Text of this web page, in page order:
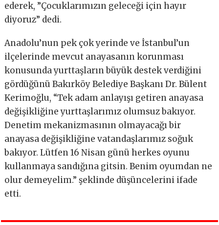
ederek, ”Çocuklarımızın geleceği için hayır
diyoruz” dedi.
Anadolu’nun pek çok yerinde ve İstanbul’un
ilçelerinde mevcut anayasanın korunması
konusunda yurttaşların büyük destek verdiğini
gördüğünü Bakırköy Belediye Başkanı Dr. Bülent
Kerimoğlu, “Tek adam anlayışı getiren anayasa
değişikliğine yurttaşlarımız olumsuz bakıyor.
Denetim mekanizmasının olmayacağı bir
anayasa değişikliğine vatandaşlarımız soğuk
bakıyor. Lütfen 16 Nisan günü herkes oyunu
kullanmaya sandığına gitsin. Benim oyumdan ne
olur demeyelim.” şeklinde düşüncelerini ifade
etti.